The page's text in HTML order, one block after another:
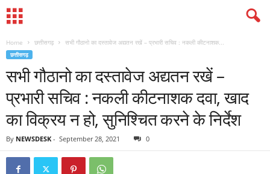
Home छत्तीसगढ़ सभी गौठानो का दस्तावेज अद्यतन रखें – प्रभारी सचिव : नकली कीटनाशक...
छत्तीसगढ़
सभी गौठानो का दस्तावेज अद्यतन रखें –
प्रभारी सचिव : नकली कीटनाशक दवा, खाद
का विक्रय न हो, सुनिश्चित करने के निर्देश
By NEWSDESK - September 28, 2021 0